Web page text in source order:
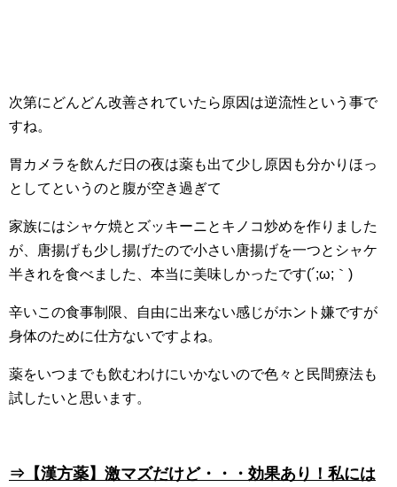
次第にどんどん改善されていたら原因は逆流性という事で
すね。
胃カメラを飲んだ日の夜は薬も出て少し原因も分かりほっ
としてというのと腹が空き過ぎて
家族にはシャケ焼とズッキーニとキノコ炒めを作りました
が、唐揚げも少し揚げたので小さい唐揚げを一つとシャケ
半きれを食べました、本当に美味しかったです(´;ω;｀)
辛いこの食事制限、自由に出来ない感じがホント嫌ですが
身体のために仕方ないですよね。
薬をいつまでも飲むわけにいかないので色々と民間療法も
試したいと思います。
⇒【漢方薬】激マズだけど・・・効果あり！私には